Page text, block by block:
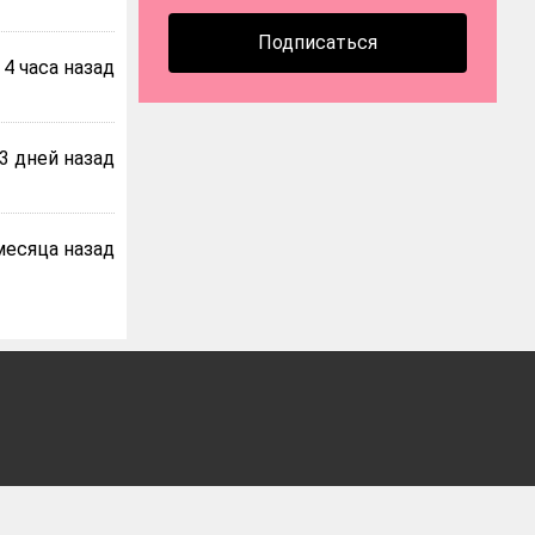
4 часа назад
дней назад
назад
Подписаться